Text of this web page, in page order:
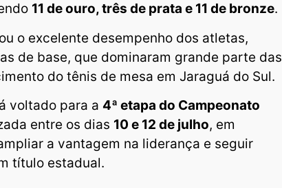
11 de ouro, três de prata e 11 de bronze.
o excelente desempenho dos atletas,
de base, que dominaram grande parte das
do tênis de mesa em Jaraguá do Sul.
voltado para a 4ª etapa do Campeonato
entre os dias 10 e 12 de julho, em
a vantagem na liderança e seguir
título estadual.